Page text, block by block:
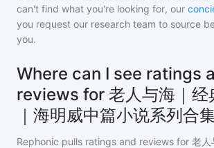
can't find what you're looking for, our
you request our research team to source
you.
Where can I see ratings
reviews for 老人与海｜经
｜海明威中篇小说系列合
Rephonic pulls ratings and reviews for 老人